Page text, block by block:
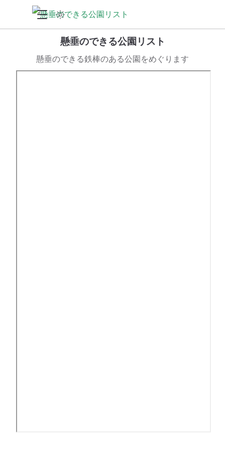
懸垂のできる公園リスト
懸垂のできる鉄棒のある公園をめぐります